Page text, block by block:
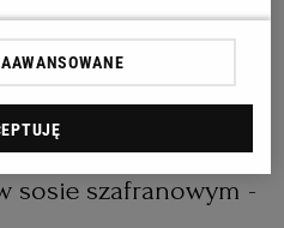
przez godzinę
z nich smak)
sosie szafranowym -